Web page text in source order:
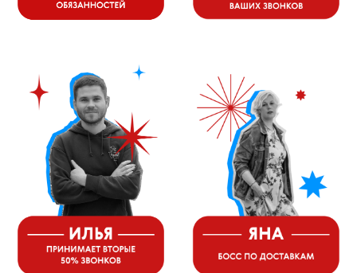
Разработка сайта - Ильшат
Сахапов
Политика конфиденциальности
Все права защищены 2026
®
Hello@mieles.ru
*Instagram принадлежит компании Meta,
признанной экстремистской организацией и
запрещенной в РФ